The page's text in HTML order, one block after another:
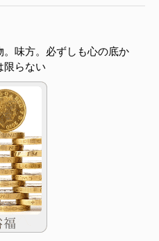
味方。必ずしも心の底か
限らない